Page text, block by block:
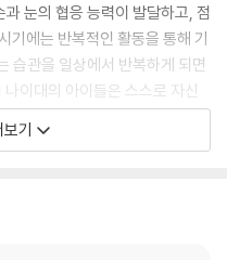
눈의 협응 능력이 발달하고, 점
기에는 반복적인 활동을 통해 기
습관을 일상에서 반복하게 되면
이대의 아이들은 스스로 자신
정적인 피드백을 준다면 더욱
리 정돈을 부모의 잔소리나 의
기